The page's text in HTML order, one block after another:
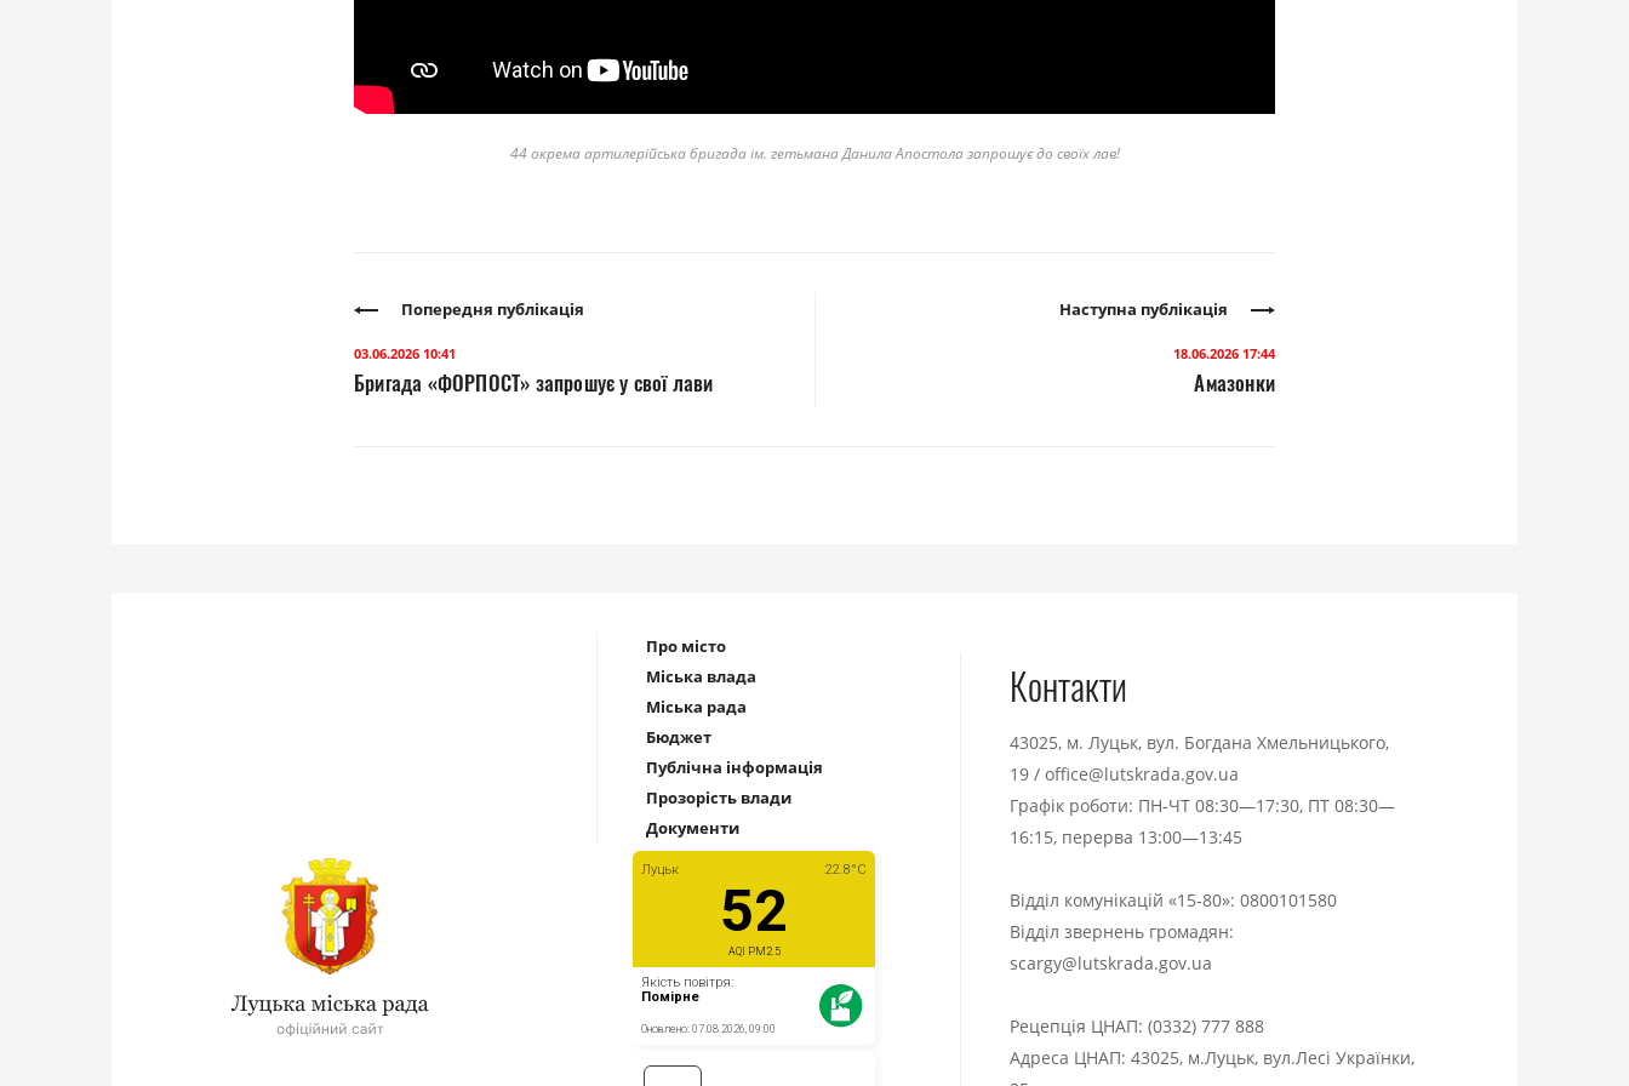
44 окрема артилерійська бригада ім. гетьмана Данила Апостола запрошує до своїх лав!
Попередня публікація
03.06.2026 10:41
Бригада «ФОРПОСТ» запрошує у свої лави
Наступна публікація
18.06.2026 17:44
Амазонки
Про місто
Міська влада
Міська рада
Бюджет
Публічна інформація
Прозорість влади
Документи
Контакти
43025, м. Луцьк, вул. Богдана Хмельницького,
19 / office@lutskrada.gov.ua
Графік роботи: ПН-ЧТ 08:30—17:30, ПТ 08:30—
16:15, перерва 13:00—13:45
Відділ комунікацій «15-80»: 0800101580
Відділ звернень громадян:
scargy@lutskrada.gov.ua
Рецепція ЦНАП: (0332) 777 888
Адреса ЦНАП: 43025, м.Луцьк, вул.Лесі Українки,